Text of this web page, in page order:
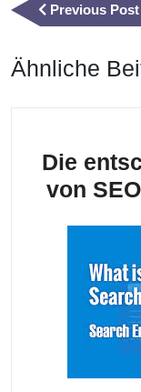
Previous Post
Ähnliche
Die
von